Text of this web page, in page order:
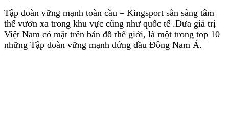
Tập đoàn vững mạnh toàn cầu – Kingsport sẵn sàng tâm
thế vươn xa trong khu vực cũng như quốc tế .Đưa giá trị
Việt Nam có mặt trên bản đồ thế giới, là một trong top 10
những Tập đoàn vững mạnh đứng đầu Đông Nam Á.